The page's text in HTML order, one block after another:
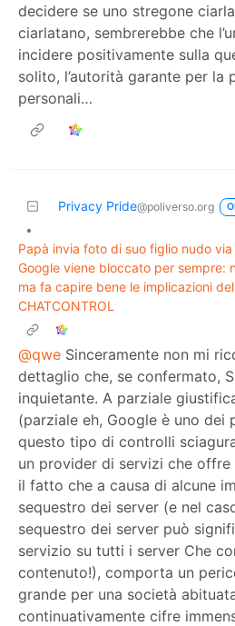
decidere se uno stregone
ciarlatano, sembrerebbe che
incidere positivamente sulla
solito, l’autorità garante per la
personali…
Privacy Pride@poliverso.org
•
Papà invia foto di suo figlio nudo
Google viene bloccato per sempre:
ma fa capire bene le implicazioni
CHATCONTROL
@qwe Sinceramente non mi
dettaglio che, se confermato,
inquietante. A parziale
(parziale eh, Google è uno dei
questo tipo di controlli
un provider di servizi che
il fatto che a causa di alcune
sequestro dei server (e nel
sequestro dei server può
servizio su tutti i server Che
contenuto!), comporta un
grande per una società
continuativamente cifre